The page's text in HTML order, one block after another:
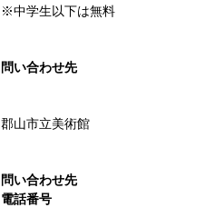
※中学生以下は無料
問い合わせ先
郡⼭市⽴美術館
問い合わせ先
電話番号